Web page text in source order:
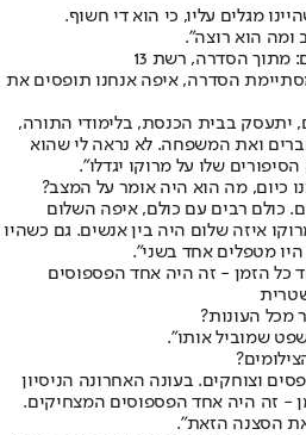
מגלים עליו, כי הוא די חשוף.
הוא רוצה".
הסדרה, איפה אנחנו תופסים את
יתעסק בבית הכנסת, בלימודי התורה,
ואת המשפחה. לא נראה לי שהוא
שלו על מרוקו יגדלו".
כיום, מה הוא היה אומר על המצב?
כולם רבים עם כולם, איפה השלום
איזה שלום היה בין אנשים. גם כשהיו
מטפלים אחד בשני".
כל הזמן - זה היה אחד הפספוסים
העונות?
שמוביל אותו".
וצוחקים. בעונה האחרונה הניסיון
- זה היה אחד הפספוסים המצחיקים.
הסצנה הזאת".